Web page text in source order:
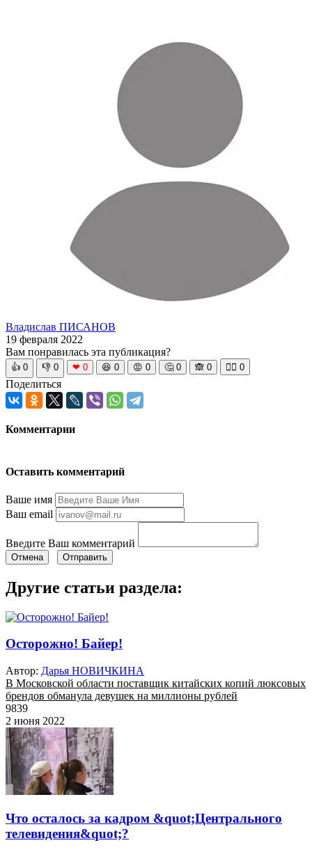
Владислав ПИСАНОВ
19 февраля 2022
Вам понравилась эта публикация?
👍 0 👎 0 ❤ 0 😆 0 😡 0 🤔 0 🙈 0 🧘‍♀️ 0
Поделиться
Комментарии
Оставить комментарий
Ваше имя
Ваш email
Введите Ваш комментарий
Отмена Отправить
Другие статьи раздела:
Осторожно! Байер!
Автор: Дарья НОВИЧКИНА
В Московской области поставщик китайских копий люксовых
брендов обманула девушек на миллионы рублей
9839
2 июня 2022
Что осталось за кадром &quot;Центрального
телевидения&quot;?